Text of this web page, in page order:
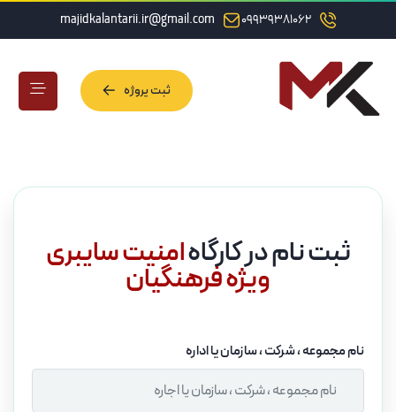
09939381062
majidkalantarii.ir@gmail.com
ثبت پروژه
ثبت نام در کارگاهامنیت سایبری
ویژه فرهنگیان
نام مجموعه ، شرکت ، سازمان یا اداره